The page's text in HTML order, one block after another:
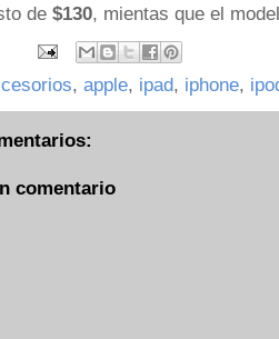
de $130, mientas que el
, apple, ipad, iphone,
comentario